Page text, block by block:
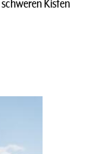
Kisten